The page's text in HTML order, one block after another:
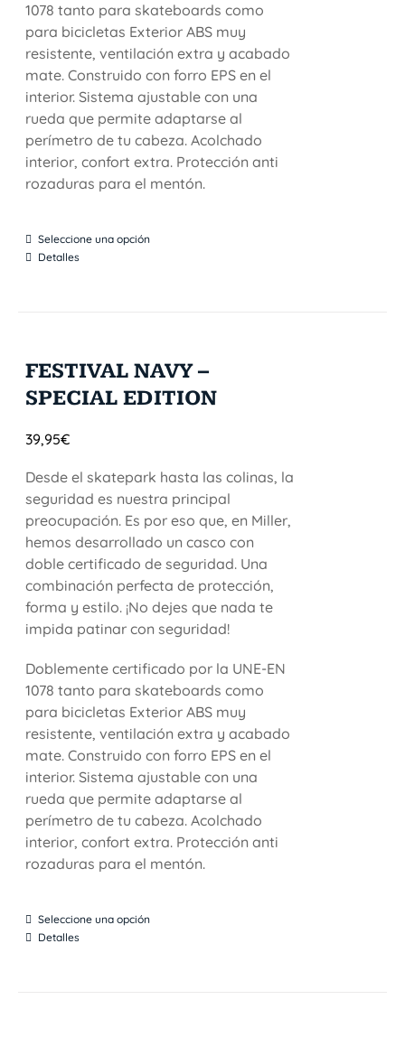
1078 tanto para skateboards como
para bicicletas Exterior ABS muy
resistente, ventilación extra y acabado
mate. Construido con forro EPS en el
interior. Sistema ajustable con una
rueda que permite adaptarse al
perímetro de tu cabeza. Acolchado
interior, confort extra. Protección anti
rozaduras para el mentón.
Seleccione una opción
Detalles
FESTIVAL NAVY –
SPECIAL EDITION
39,95€
Desde el skatepark hasta las colinas, la
seguridad es nuestra principal
preocupación. Es por eso que, en Miller,
hemos desarrollado un casco con
doble certificado de seguridad. Una
combinación perfecta de protección,
forma y estilo. ¡No dejes que nada te
impida patinar con seguridad!
Doblemente certificado por la UNE-EN
1078 tanto para skateboards como
para bicicletas Exterior ABS muy
resistente, ventilación extra y acabado
mate. Construido con forro EPS en el
interior. Sistema ajustable con una
rueda que permite adaptarse al
perímetro de tu cabeza. Acolchado
interior, confort extra. Protección anti
rozaduras para el mentón.
Seleccione una opción
Detalles